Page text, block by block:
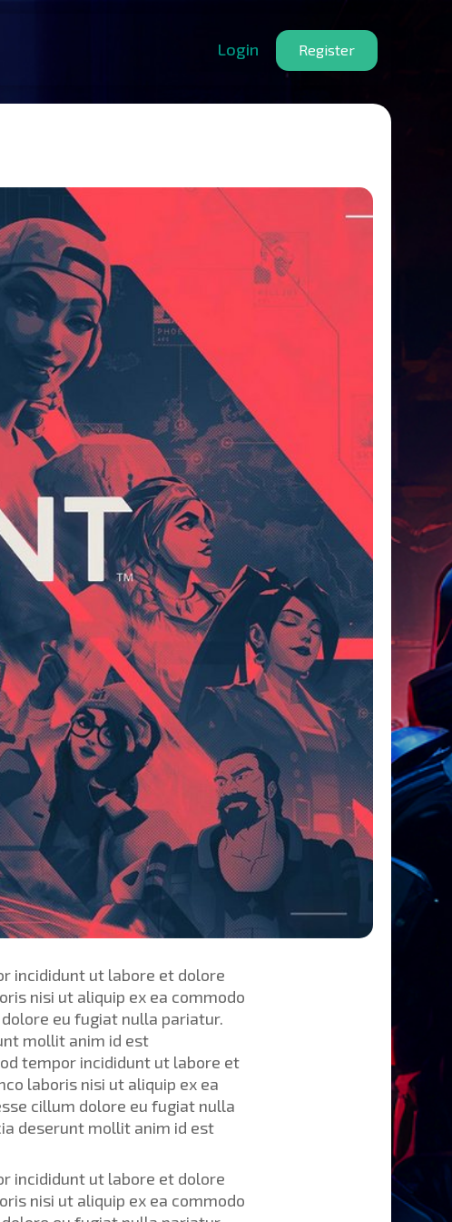
Login Register
incididunt ut labore et dolore
nisi ut aliquip ex ea commodo
eu fugiat nulla pariatur.
mollit anim id est
tempor incididunt ut labore et
laboris nisi ut aliquip ex ea
cillum dolore eu fugiat nulla
deserunt mollit anim id est
incididunt ut labore et dolore
nisi ut aliquip ex ea commodo